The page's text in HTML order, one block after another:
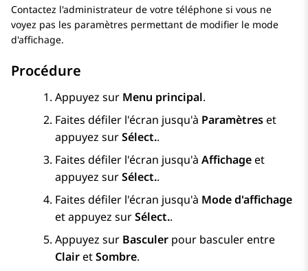
Contactez l'administrateur de votre téléphone si vous ne
voyez pas les paramètres permettant de modifier le mode
d'affichage.
Procédure
Appuyez sur Menu principal.
Faites défiler l'écran jusqu'à Paramètreset
appuyez surSélect..
Faites défiler l'écran jusqu'à Affichageet
appuyez surSélect..
Faites défiler l'écran jusqu'à Mode d'affichage
et appuyez surSélect..
Appuyez sur Basculer pour basculer entre
ClairetSombre.